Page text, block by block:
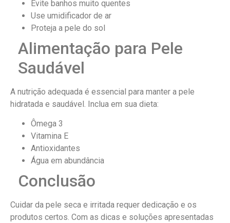
Evite banhos muito quentes
Use umidificador de ar
Proteja a pele do sol
Alimentação para Pele
Saudável
A nutrição adequada é essencial para manter a pele
hidratada e saudável. Inclua em sua dieta:
Ômega 3
Vitamina E
Antioxidantes
Água em abundância
Conclusão
Cuidar da pele seca e irritada requer dedicação e os
produtos certos. Com as dicas e soluções apresentadas